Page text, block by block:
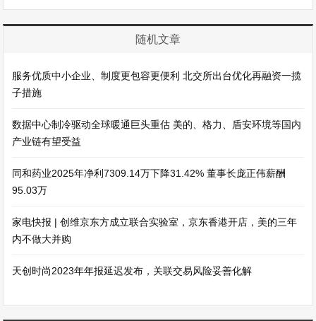
随机文章
服务优质中小企业、制度更包容更便利 北交所出台优化再融资一揽
子措施
数据中心制冷驱动全球暖通巨头重估 美的、格力、盾安环境等国内
产业链有望受益
同和药业2025年净利7309.14万下降31.42% 董事长庞正伟薪酬
95.03万
家电快报 | 创维京东方成立联合实验室，京东香港开店，美的三年
内不做大并购
天创时尚2023年年报延迟发布，关联交易风险妥善化解